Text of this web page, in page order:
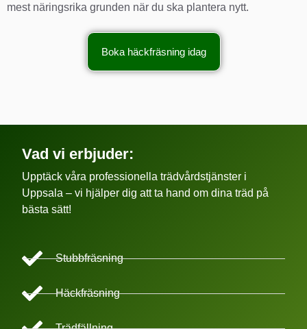
mest näringsrika grunden när du ska plantera nytt.
Boka häckfräsning idag
Vad vi erbjuder:
Upptäck våra professionella trädvårdstjänster i
Uppsala – vi hjälper dig att ta hand om dina träd på
bästa sätt!
Stubbfräsning
Häckfräsning